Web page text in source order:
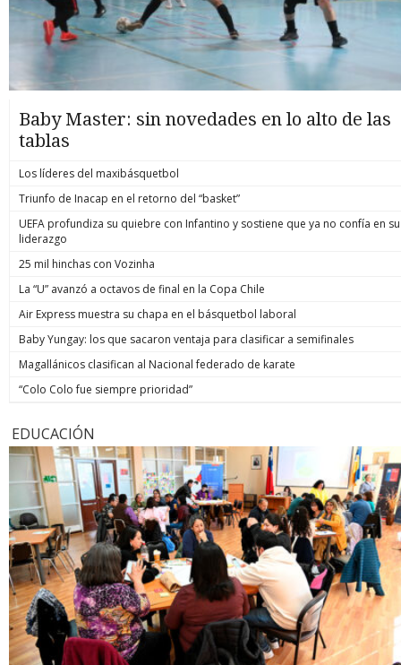
Baby Master: sin novedades en lo alto de las
tablas
Los líderes del maxibásquetbol
Triunfo de Inacap en el retorno del “basket”
UEFA profundiza su quiebre con Infantino y sostiene que ya no confía en su
liderazgo
25 mil hinchas con Vozinha
La “U” avanzó a octavos de final en la Copa Chile
Air Express muestra su chapa en el básquetbol laboral
Baby Yungay: los que sacaron ventaja para clasificar a semifinales
Magallánicos clasifican al Nacional federado de karate
“Colo Colo fue siempre prioridad”
EDUCACIÓN